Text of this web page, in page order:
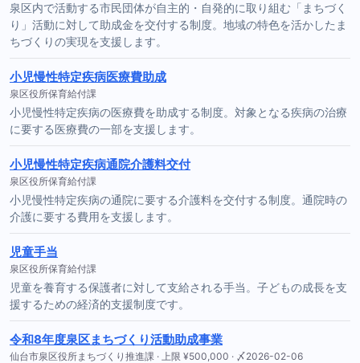
泉区内で活動する市民団体が自主的・自発的に取り組む「まちづく
り」活動に対して助成金を交付する制度。地域の特色を活かしたま
ちづくりの実現を支援します。
小児慢性特定疾病医療費助成
泉区役所保育給付課
小児慢性特定疾病の医療費を助成する制度。対象となる疾病の治療
に要する医療費の一部を支援します。
小児慢性特定疾病通院介護料交付
泉区役所保育給付課
小児慢性特定疾病の通院に要する介護料を交付する制度。通院時の
介護に要する費用を支援します。
児童手当
泉区役所保育給付課
児童を養育する保護者に対して支給される手当。子どもの成長を支
援するための経済的支援制度です。
令和8年度泉区まちづくり活動助成事業
仙台市泉区役所まちづくり推進課 · 上限 ¥500,000 · 〆2026-02-06